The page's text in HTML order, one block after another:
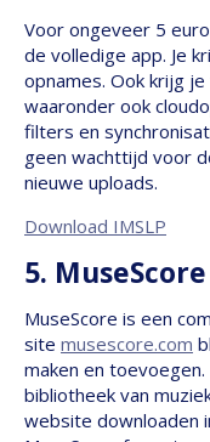
Voor ongeveer 5
de volledige app. Je
opnames. Ook krijg
waaronder ook
filters en
geen wachttijd voor
nieuwe uploads.
Download IMSLP
5. MuseScore
MuseScore is een
site musescore.com
maken en
bibliotheek van
website downloaden